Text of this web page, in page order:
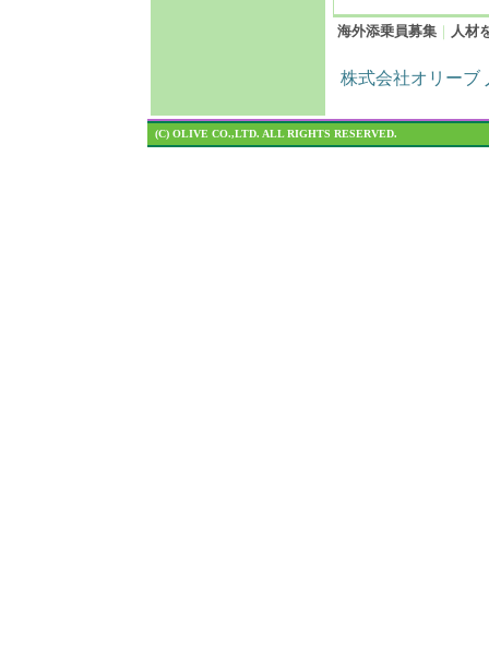
海外添乗員募集 人材
株式会社オリーブ
(C) OLIVE CO.,LTD. ALL RIGHTS RESERVED.